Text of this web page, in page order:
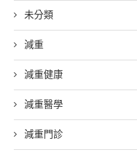
未分類
減重
減重健康
減重醫學
減重門診